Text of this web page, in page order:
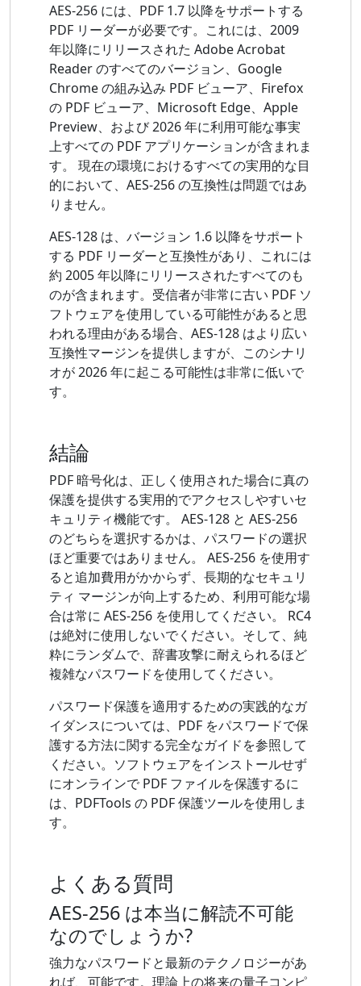
AES-256 には、PDF 1.7 以降をサポートする
PDF リーダーが必要です。これには、2009
年以降にリリースされた Adob​​e Acrobat
Reader のすべてのバージョン、Google
Chrome の組み込み PDF ビューア、Firefox
の PDF ビューア、Microsoft Edge、Apple
Preview、および 2026 年に利用可能な事実
上すべての PDF アプリケーションが含まれま
す。 現在の環境におけるすべての実用的な目
的において、AES-256 の互換性は問題ではあ
りません。
AES-128 は、バージョン 1.6 以降をサポート
する PDF リーダーと互換性があり、これには
約 2005 年以降にリリースされたすべてのも
のが含まれます。受信者が非常に古い PDF ソ
フトウェアを使用している可能性があると思
われる理由がある場合、AES-128 はより広い
互換性マージンを提供しますが、このシナリ
オが 2026 年に起こる可能性は非常に低いで
す。
結論
PDF 暗号化は、正しく使用された場合に真の
保護を提供する実用的でアクセスしやすいセ
キュリティ機能です。 AES-128 と AES-256
のどちらを選択するかは、パスワードの選択
ほど重要ではありません。 AES-256 を使用す
ると追加費用がかからず、長期的なセキュリ
ティ マージンが向上するため、利用可能な場
合は常に AES-256 を使用してください。 RC4
は絶対に使用しないでください。そして、純
粋にランダムで、辞書攻撃に耐えられるほど
複雑なパスワードを使用してください。
パスワード保護を適用するための実践的なガ
イダンスについては、PDF をパスワードで保
護する方法に関する完全なガイドを参照して
ください。ソフトウェアをインストールせず
にオンラインで PDF ファイルを保護するに
は、PDFTools の PDF 保護ツールを使用しま
す。
よくある質問
AES-256 は本当に解読不可能
なのでしょうか?
強力なパスワードと最新のテクノロジーがあ
れば、可能です。理論上の将来の量子コンピ